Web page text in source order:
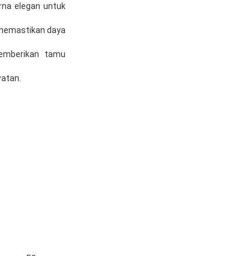
elegan untuk
daya
tamu